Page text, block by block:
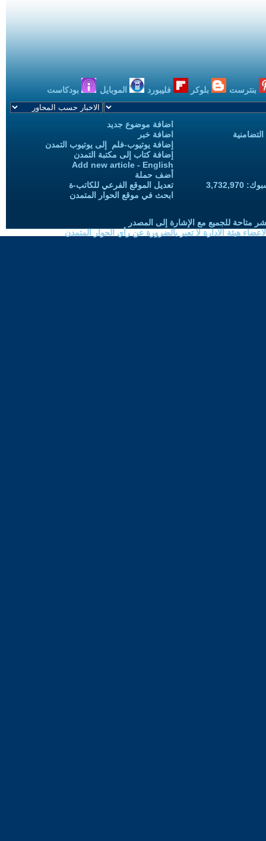
بنترست بلوكر فليبورد الموبايل بودكاست
اضافة موضوع جديد
اضافة خبر
إضافة يوتيوب-فلم إلى يوتيوب التمدن
إضافة كتاب إلى مكتبة التمدن
Add new article - English
أضف حملة
تعديل الموقع الفرعي للكاتب-ة
ابحث في موقع الحوار المتمدن
متاحة للجميع مع الإشارة إلى المصدر
هيئة الادارة لا تعبر بالضرورة عن رأي الحوار المتمدن